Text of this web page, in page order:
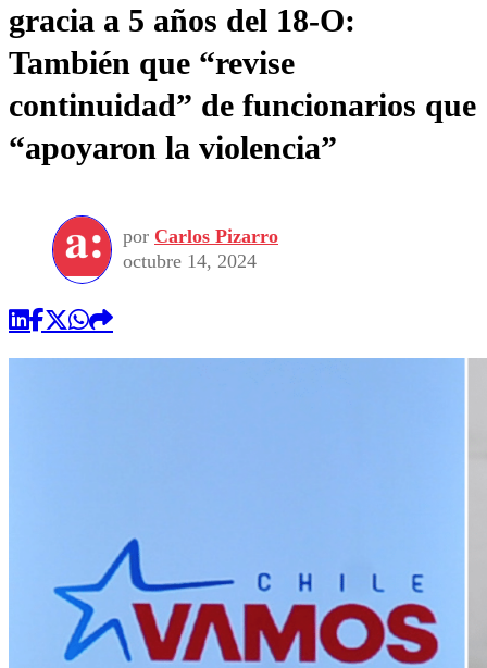
gracia a 5 años del 18-O:
También que “revise
continuidad” de funcionarios que
“apoyaron la violencia”
por Carlos Pizarro
octubre 14, 2024